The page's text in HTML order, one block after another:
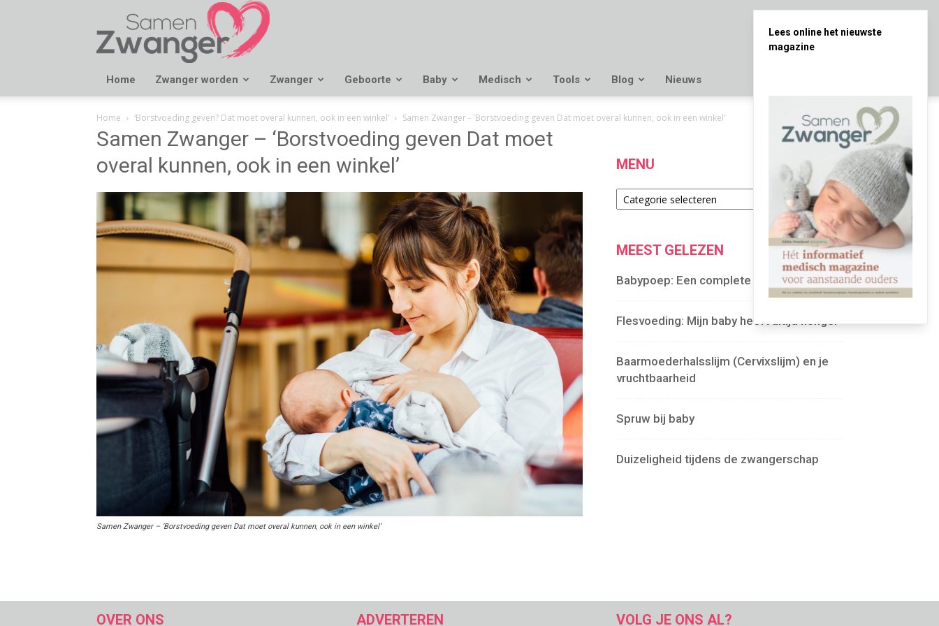
Samen
Zwanger
Home Zwanger worden Zwanger Geboorte Baby Medisch Tools Blog Nieuws
Home ‘Borstvoeding geven? Dat moet overal kunnen, ook in een winkel’ Samen Zwanger - 'Borstvoeding geven Dat moet overal kunnen, ook in een winkel'
Samen Zwanger – ‘Borstvoeding geven Dat moet
overal kunnen, ook in een winkel’
Samen Zwanger – ‘Borstvoeding geven Dat moet overal kunnen, ook in een winkel’
MENU
Menu
MEEST GELEZEN
Babypoep: Een complete gids
Flesvoeding: Mijn baby heeft altijd honger
Baarmoederhalsslijm (Cervixslijm) en je
vruchtbaarheid
Spruw bij baby
Duizeligheid tijdens de zwangerschap
OVER ONS ADVERTEREN VOLG JE ONS AL?
Lees online het nieuwste
magazine